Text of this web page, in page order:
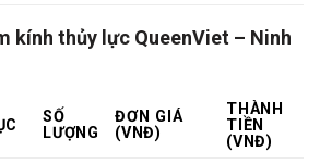
kính thủy lực QueenViet – Ninh
SỐ
LƯỢNG
ĐƠN GIÁ
(VNĐ)
THÀNH
TIỀN
(VNĐ)